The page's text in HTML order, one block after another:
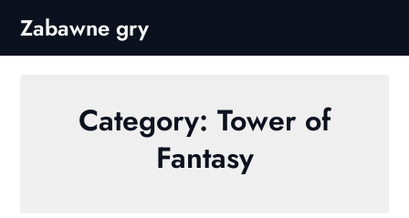
content
Zabawne gry
Category: Tower of
Fantasy